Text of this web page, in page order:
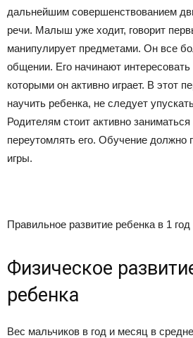
дальнейшим совершенствованием
речи. Малыш уже ходит, говорит
манипулирует предметами. Он все
общении. Его начинают интересовать
которыми он активно играет. В этот
научить ребенка, не следует
Родителям стоит активно
переутомлять его. Обучение должно
игры.
Правильное развитие ребенка в 1
Физическое
ребенка
Вес мальчиков в год и месяц в